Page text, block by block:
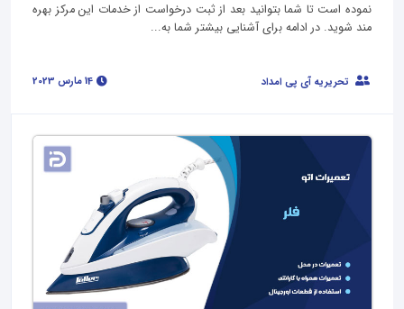
نموده است تا شما بتوانید بعد از ثبت درخواست از خدمات این مرکز بهره
مند شوید. در ادامه برای آشنایی بیشتر شما به...
تحریریه آی پی امداد